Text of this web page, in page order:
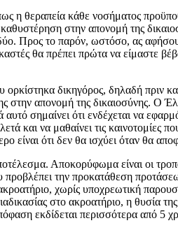
η θεραπεία κάθε νοσήματος
στην απονομή της
Προς το παρόν, ωστόσο, ας
θα πρέπει πρώτα να είμαστε
δικηγόρος, δηλαδή πριν
απονομή της δικαιοσύνης. Ο
σημαίνει ότι ενδέχεται να
και να μαθαίνει τις καινοτομίες
είναι ότι δεν θα ισχύει όταν θα
Αποκορύφωμα είναι οι
προβλέπει την προκατάθεση
χωρίς υποχρεωτική
στο ακροατήριο, η θυσία
εκδίδεται περισσότερα από 5